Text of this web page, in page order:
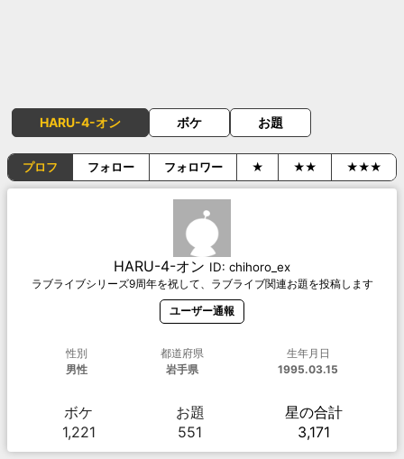
HARU-4-オン ボケ お題
プロフ フォロー フォロワー ★ ★★ ★★★
HARU-4-オン ID: chihoro_ex
ラブライブシリーズ9周年を祝して、ラブライブ関連お題を投稿します
ユーザー通報
性別
男性
都道府県
岩手県
生年月日
1995.03.15
ボケ
1,221
お題
551
星の合計
3,171